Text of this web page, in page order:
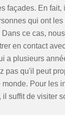
façades. En fait,
qui ont
ce cas,
en contact
a plusieurs
pas qu'il peut
Pour les
suffit de visiter